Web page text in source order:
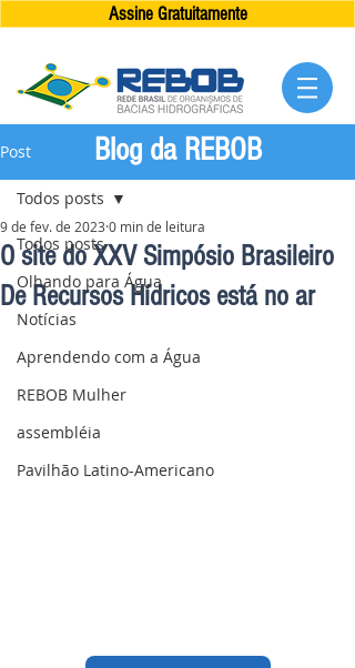
Assine Gratuitamente
Post
Todos posts
Olhando para Água
Notícias
Aprendendo com a Água
REBOB Mulher
assembléia
Pavilhão Latino-Americano
Todos posts
O site do XXV Simpósio Brasileiro
De Recursos Hídricos está no ar
9 de fev. de 2023 0 min de leitura
Blog da REBOB